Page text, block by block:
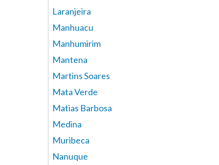
Laranjeira
Manhuacu
Manhumirim
Mantena
Martins Soares
Mata Verde
Matias Barbosa
Medina
Muribeca
Nanuque